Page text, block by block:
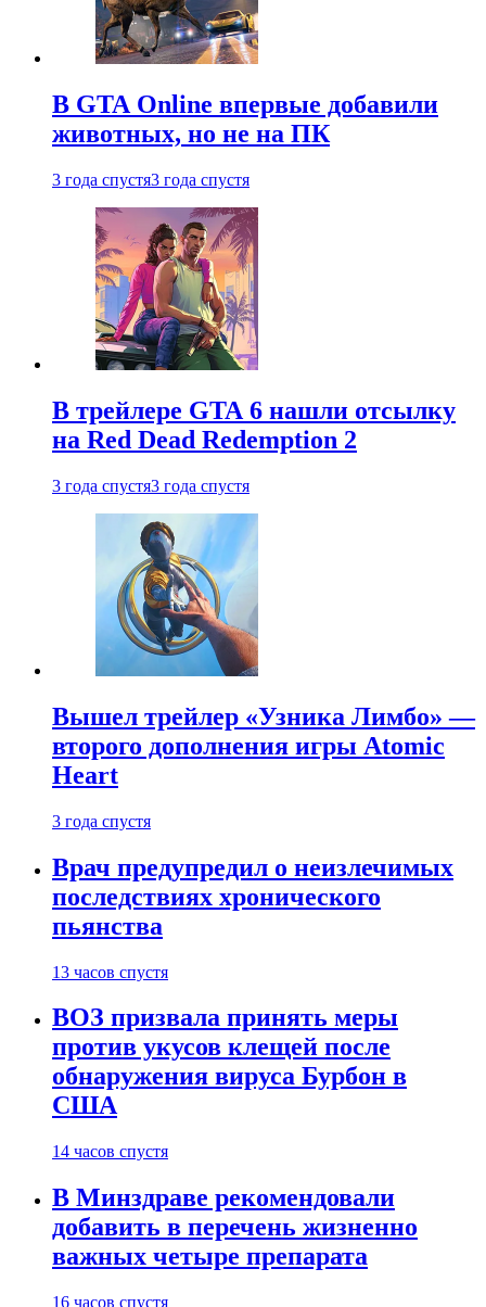
В GTA Online впервые добавили
животных, но не на ПК
3 года спустя3 года спустя
В трейлере GTA 6 нашли отсылку
на Red Dead Redemption 2
3 года спустя3 года спустя
Вышел трейлер «Узника Лимбо» —
второго дополнения игры Atomic
Heart
3 года спустя
Врач предупредил о неизлечимых
последствиях хронического
пьянства
13 часов спустя
ВОЗ призвала принять меры
против укусов клещей после
обнаружения вируса Бурбон в
США
14 часов спустя
В Минздраве рекомендовали
добавить в перечень жизненно
важных четыре препарата
16 часов спустя